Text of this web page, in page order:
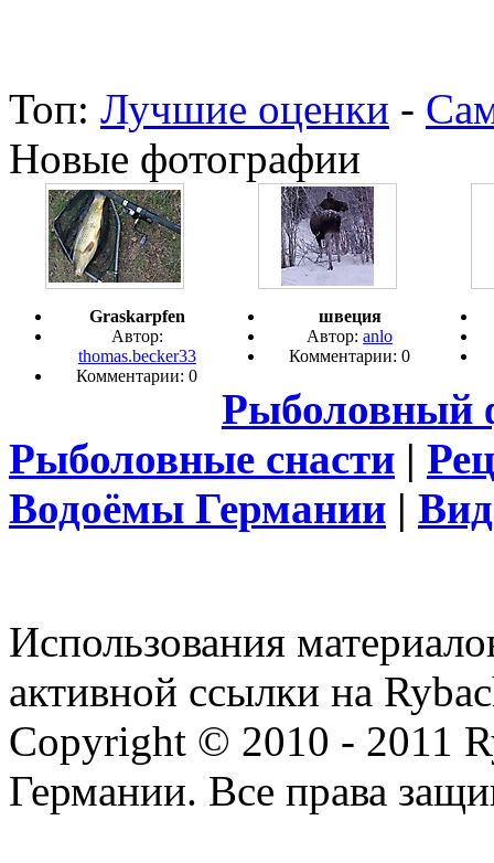
Топ: Лучшие оценки -
Новые фотографии
Graskarpfen
Автор:
thomas.becker33
Комментарии: 0
швеция
Автор:anlo
Комментарии: 0
Рыболовный
Рыболовные снасти |
Водоёмы Германии |
Использования
активной ссылки на
Copyright © 2010 - 2011
Германии. Все права